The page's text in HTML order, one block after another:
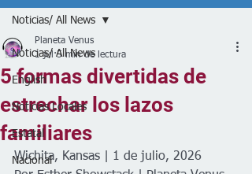
Noticias/ All News
English
Noticias Locales
Estatal
Nacional
Noticias/ All News
5 formas divertidas de
estrechar los lazos
familiares
Planeta Venus
1 jul 5 min de lectura
Wichita, Kansas | 1 de julio, 2026